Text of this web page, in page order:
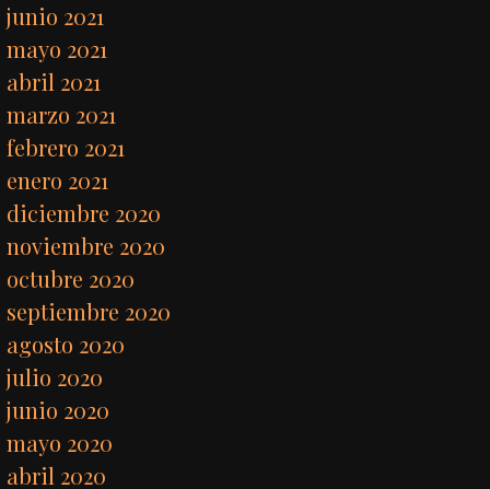
junio 2021
mayo 2021
abril 2021
marzo 2021
febrero 2021
enero 2021
diciembre 2020
noviembre 2020
octubre 2020
septiembre 2020
agosto 2020
julio 2020
junio 2020
mayo 2020
abril 2020